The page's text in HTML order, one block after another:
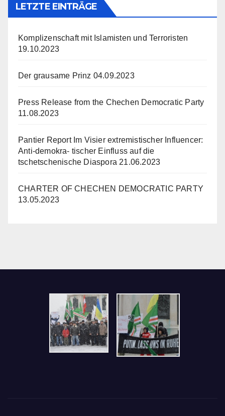
LETZTE EINTRÄGE
Komplizenschaft mit Islamisten und Terroristen
19.10.2023
Der grausame Prinz 04.09.2023
Press Release from the Chechen Democratic Party
11.08.2023
Pantier Report Im Visier extremistischer Influencer:
Anti-demokra- tischer Einfluss auf die
tschetschenische Diaspora 21.06.2023
CHARTER OF CHECHEN DEMOCRATIC PARTY
13.05.2023